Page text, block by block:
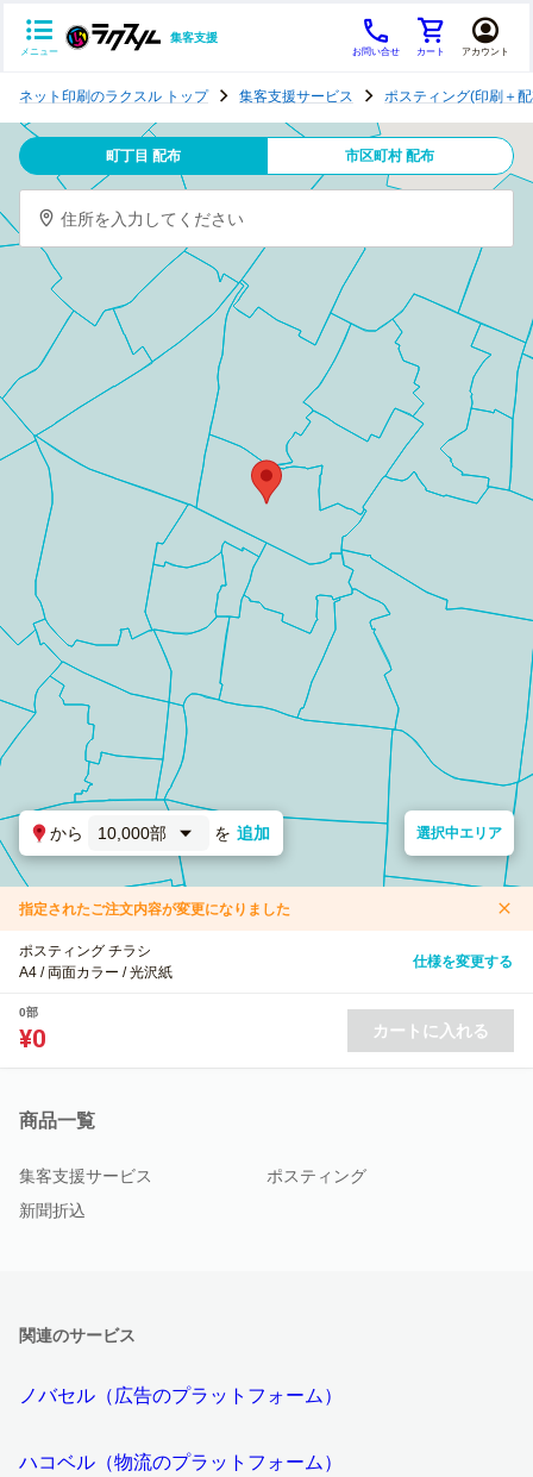
メニュー
集客支援
お問い合せ カート アカウント
テ
ン
グ
ネット印刷のラクスル トップ 集客支援サービス ポスティング(印刷＋
町丁目 配布 市区町村 配布
住所を入力してください
から 10,000部 を 追加 選択中エリア
指定されたご注文内容が変更になりました
ポスティング チラシ
A4 / 両面カラー / 光沢紙
仕様を変更する
0部
¥0 カートに入れる
商品一覧
集客支援サービス
ポスティング
新聞折込
関連のサービス
ノバセル（広告のプラットフォーム）
ハコベル（物流のプラットフォーム）